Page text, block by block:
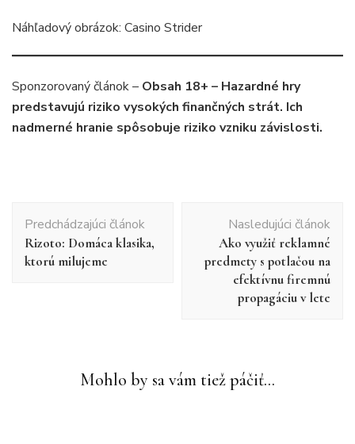
Náhľadový obrázok: Casino Strider
Sponzorovaný článok – Obsah 18+ – Hazardné hry
predstavujú riziko vysokých finančných strát. Ich
nadmerné hranie spôsobuje riziko vzniku závislosti.
článku
Predchádzajúci článok
Rizoto: Domáca klasika,
ktorú milujeme
Nasledujúci článok
Ako využiť reklamné
predmety s potlačou na
efektívnu firemnú
propagáciu v lete
Mohlo by sa vám tiež páčiť...